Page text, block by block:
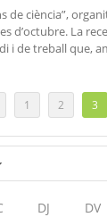
de ciència”,
d’octubre. La
i de treball que,
1 2 3
DJ DV